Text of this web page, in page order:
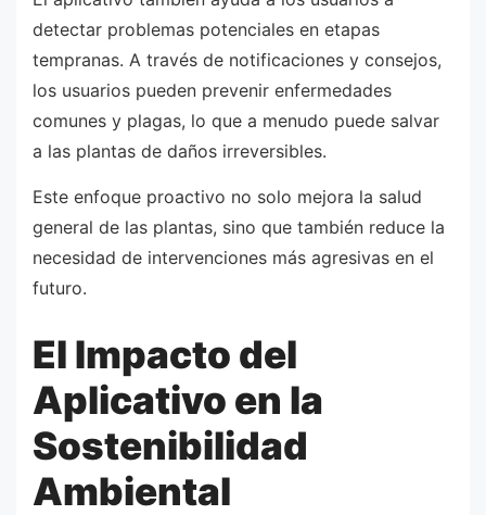
detectar problemas potenciales en etapas
tempranas. A través de notificaciones y consejos,
los usuarios pueden prevenir enfermedades
comunes y plagas, lo que a menudo puede salvar
a las plantas de daños irreversibles.
Este enfoque proactivo no solo mejora la salud
general de las plantas, sino que también reduce la
necesidad de intervenciones más agresivas en el
futuro.
El Impacto del
Aplicativo en la
Sostenibilidad
Ambiental